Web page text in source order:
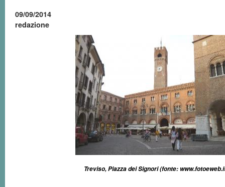
09/09/2014
redazione
Treviso, Piazza dei Signori (fonte: